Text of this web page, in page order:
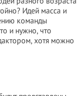
Идей масса и
команды
и нужно, что
хотя можно